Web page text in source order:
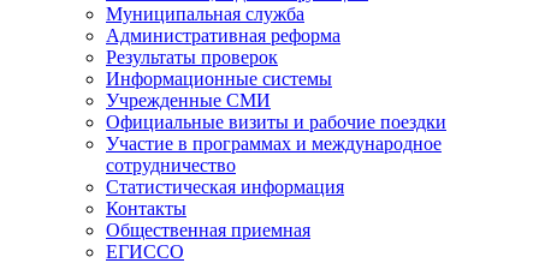
Муниципальная служба
Административная реформа
Результаты проверок
Информационные системы
Учрежденные СМИ
Официальные визиты и рабочие поездки
Участие в программах и международное
сотрудничество
Статистическая информация
Контакты
Общественная приемная
ЕГИССО